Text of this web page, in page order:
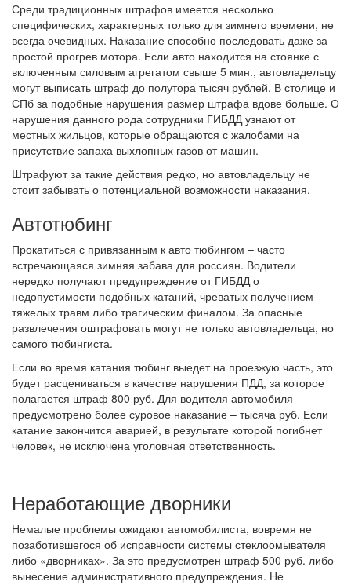
Среди традиционных штрафов имеется несколько
специфических, характерных только для зимнего времени, не
всегда очевидных. Наказание способно последовать даже за
простой прогрев мотора. Если авто находится на стоянке с
включенным силовым агрегатом свыше 5 мин., автовладельцу
могут выписать штраф до полутора тысяч рублей. В столице и
СПб за подобные нарушения размер штрафа вдове больше. О
нарушения данного рода сотрудники ГИБДД узнают от
местных жильцов, которые обращаются с жалобами на
присутствие запаха выхлопных газов от машин.
Штрафуют за такие действия редко, но автовладельцу не
стоит забывать о потенциальной возможности наказания.
Автотюбинг
Прокатиться с привязанным к авто тюбингом – часто
встречающаяся зимняя забава для россиян. Водители
нередко получают предупреждение от ГИБДД о
недопустимости подобных катаний, чреватых получением
тяжелых травм либо трагическим финалом. За опасные
развлечения оштрафовать могут не только автовладельца, но
самого тюбингиста.
Если во время катания тюбинг выедет на проезжую часть, это
будет расцениваться в качестве нарушения ПДД, за которое
полагается штраф 800 руб. Для водителя автомобиля
предусмотрено более суровое наказание – тысяча руб. Если
катание закончится аварией, в результате которой погибнет
человек, не исключена уголовная ответственность.
Неработающие дворники
Немалые проблемы ожидают автомобилиста, вовремя не
позаботившегося об исправности системы стеклоомывателя
либо «дворниках». За это предусмотрен штраф 500 руб. либо
вынесение административного предупреждения. Не